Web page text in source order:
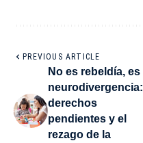
PREVIOUS ARTICLE
No es rebeldía, es
neurodivergencia:
derechos
pendientes y el
rezago de la